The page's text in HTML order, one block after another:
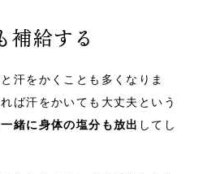
補給する
汗をかくことも多くなりま
ば汗をかいても大丈夫という
緒に身体の塩分も放出 してし